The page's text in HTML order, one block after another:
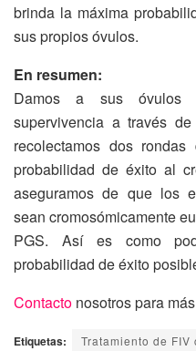
brinda la máxima
sus propios óvulos.
En resumen:
Damos a sus óvulos
supervivencia a través
recolectamos dos
probabilidad de éxito al
aseguramos de que los
sean cromosómicamente
PGS. Así es como
probabilidad de éxito
Contacto nosotros para
Etiquetas:
Tratamiento de FIV